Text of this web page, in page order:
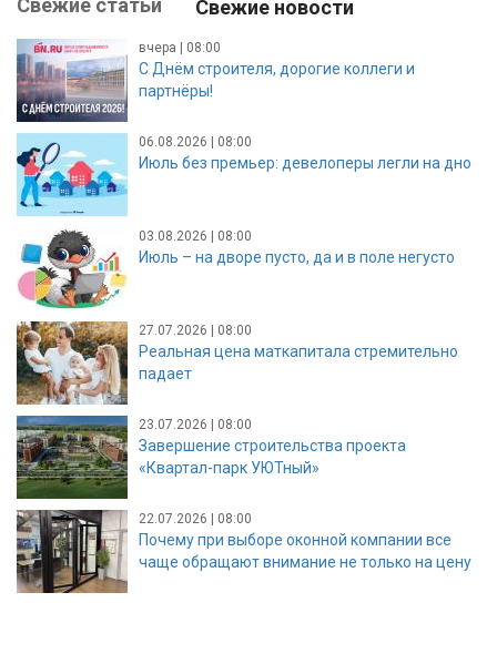
Свежие статьи Свежие новости
вчера | 08:00
С Днём строителя, дорогие коллеги и
партнёры!
06.08.2026 | 08:00
Июль без премьер: девелоперы легли на дно
03.08.2026 | 08:00
Июль – на дворе пусто, да и в поле негусто
27.07.2026 | 08:00
Реальная цена маткапитала стремительно
падает
23.07.2026 | 08:00
Завершение строительства проекта
«Квартал-парк УЮТный»
22.07.2026 | 08:00
Почему при выборе оконной компании все
чаще обращают внимание не только на цену